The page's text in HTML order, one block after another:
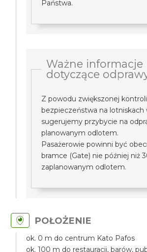
Państwa.
Ważne informacje
dotyczące
Z powodu zwiększonej kontroli
bezpieczeństwa na lotniskach
sugerujemy przybycie na
planowanym odlotem.
Pasażerowie powinni być
bramce (Gate) nie później niż
zaplanowanym odlotem.
POŁOŻENIE
ok. 0 m do centrum Kato Pafos
ok. 100 m do restauracji, barów,